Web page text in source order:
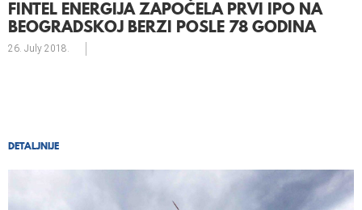
FINTEL ENERGIJA ZAPOČELA PRVI IPO NA
BEOGRADSKOJ BERZI POSLE 78 GODINA
26. July 2018.
DETALJNIJE